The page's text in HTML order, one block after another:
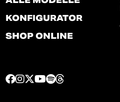
KONFIGURATOR
SHOP ONLINE
F I T Y S